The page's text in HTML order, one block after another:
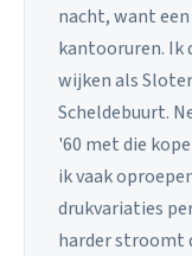
nacht, want
kantooruren. Ik
wijken als
Scheldebuurt.
'60 met die
ik vaak
drukvariaties
harder stroomt